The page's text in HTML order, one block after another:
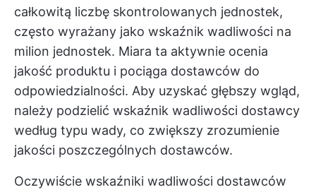
całkowitą liczbę skontrolowanych jednostek,
często wyrażany jako wskaźnik wadliwości na
milion jednostek. Miara ta aktywnie ocenia
jakość produktu i pociąga dostawców do
odpowiedzialności. Aby uzyskać głębszy wgląd,
należy podzielić wskaźnik wadliwości dostawcy
według typu wady, co zwiększy zrozumienie
jakości poszczególnych dostawców.
Oczywiście wskaźniki wadliwości dostawców